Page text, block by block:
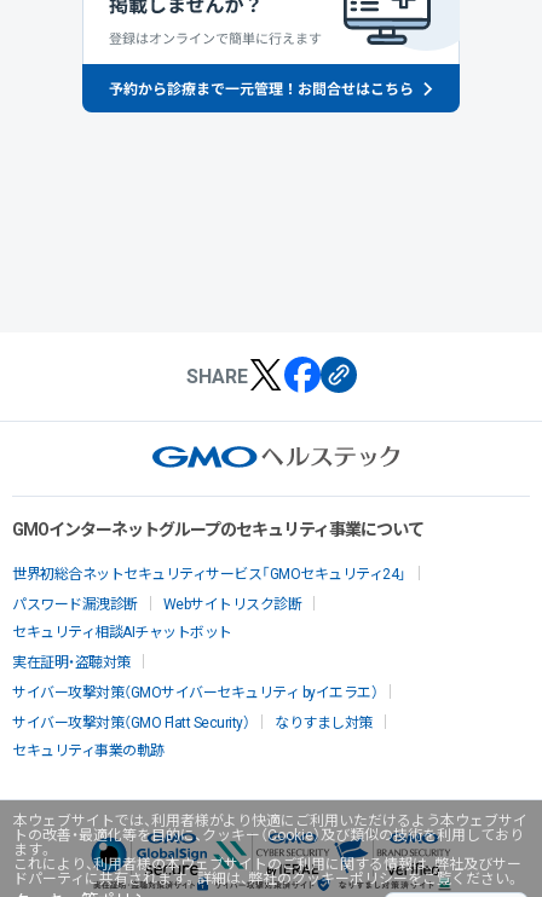
本ウェブサイトでは、利用者様がより快適にご利用いただけるよう本ウェブサイ
トの改善・最適化等を目的に、クッキー（Cookie）及び類似の技術を利用しており
ます。
これにより、利用者様の本ウェブサイトのご利用に関する情報は、弊社及びサー
ドパーティに共有されます。詳細は、弊社のクッキーポリシーをご覧ください。
SHARE
GMOインターネットグループのセキュリティ事業について
世界初総合ネットセキュリティサービス「GMOセキュリティ24」
パスワード漏洩診断
Webサイトリスク診断
セキュリティ相談AIチャットボット
実在証明・盗聴対策
サイバー攻撃対策（GMOサイバーセキュリティ byイエラエ）
サイバー攻撃対策（GMO Flatt Security）
なりすまし対策
セキュリティ事業の軌跡